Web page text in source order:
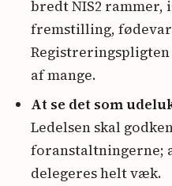
bredt NIS2
fremstilling,
Registreringspligten
af mange.
At se det som
Ledelsen skal
foranstaltningerne;
delegeres helt væk.